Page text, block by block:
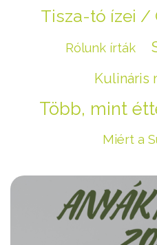
Tisza-tó ízei /
Rólunk írták
Kulináris
Több, mint
Miért a